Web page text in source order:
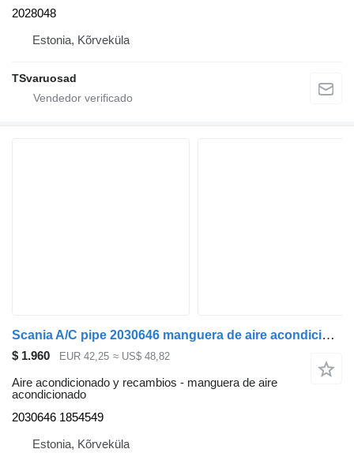
2028048
Estonia, Kõrveküla
TSvaruosad
Scania A/C pipe 2030646 manguera de aire acondicionado para Scania R440 cabeza tractora
$ 1.960 EUR 42,25 ≈ US$ 48,82
Aire acondicionado y recambios - manguera de aire
acondicionado
2030646 1854549
Estonia, Kõrveküla